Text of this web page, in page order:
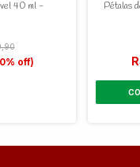
40 ml -
off)
Pétalas